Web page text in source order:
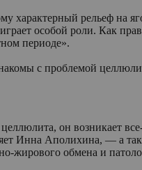
рельеф на
особой роли. Как
периоде».
с проблемой
он возникает
Инна Аполихина, — а
жирового обмена и